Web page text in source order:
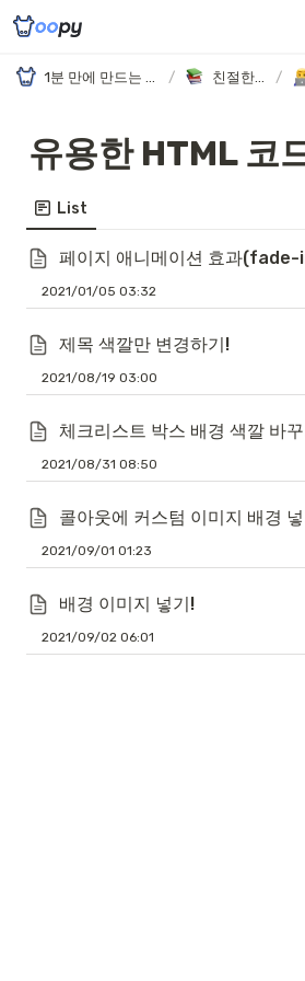
/ /
유용한 HTML 코
List
페이지 애니메이션 효과(fade-
2021/01/05 03:32
제목 색깔만 변경하기!
2021/08/19 03:00
체크리스트 박스 배경 색깔 바
2021/08/31 08:50
콜아웃에 커스텀 이미지 배경
2021/09/01 01:23
배경 이미지 넣기!
2021/09/02 06:01